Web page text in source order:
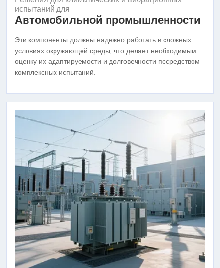
испытаний для
Автомобильной промышленности
Эти компоненты должны надежно работать в сложных
условиях окружающей среды, что делает необходимым
оценку их адаптируемости и долговечности посредством
комплексных испытаний.